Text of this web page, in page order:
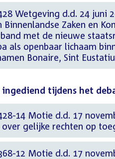
Wetgeving d.d. 24 juni
Binnenlandse Zaken en
met de nieuwe
als openbaar lichaam
Bonaire, Sint
tijdens het
14 Motie d.d. 17
over gelijke rechten op
12 Motie d.d. 17